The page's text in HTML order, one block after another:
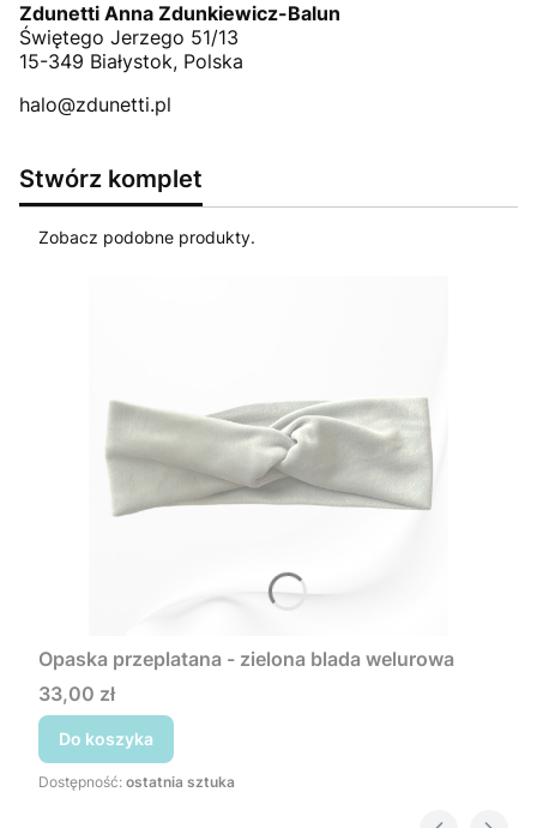
Zdunetti Anna Zdunkiewicz-Balun
Świętego Jerzego 51/13
15-349 Białystok, Polska
halo@zdunetti.pl
Stwórz komplet
Zobacz podobne produkty.
Opaska przeplatana - zielona blada welurowa
Cena
33,00 zł
Do koszyka
Dostępność: ostatnia sztuka